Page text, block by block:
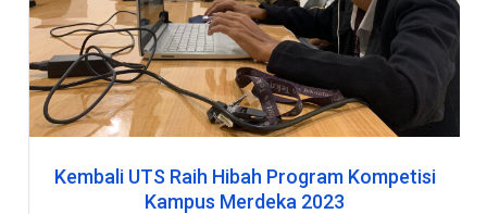
Kembali UTS Raih Hibah Program Kompetisi
Kampus Merdeka 2023